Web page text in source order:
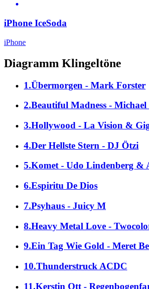
iPhone IceSoda
iPhone
Diagramm Klingeltöne
1.Übermorgen - Mark Forster
2.Beautiful Madness -
3.Hollywood - La Vision &
4.Der Hellste Stern - DJ Ötzi
5.Komet - Udo Lindenberg &
6.Espiritu De Dios
7.Psyhaus - Juicy M
8.Heavy Metal Love -
9.Ein Tag Wie Gold - Meret
10.Thunderstruck ACDC
11.Kerstin Ott -